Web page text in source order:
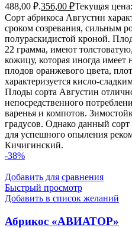
488,00 ₽.356,00 ₽Текущая
Сорт абрикоса Августин
сроком созревания, сильным
полураскидистой кроной.
22 грамма, имеют
кожицу, которая иногда
плодов оранжевого цвета,
характеризуется кисло-
Плоды сорта Августин
непосредственного
варенья и компотов.
градусов. Однако данный
для успешного опыления
Кичигинский.
-38%
Добавить для сравнения
Быстрый просмотр
Добавить в список желаний
Абрикос «АВИАТОР»